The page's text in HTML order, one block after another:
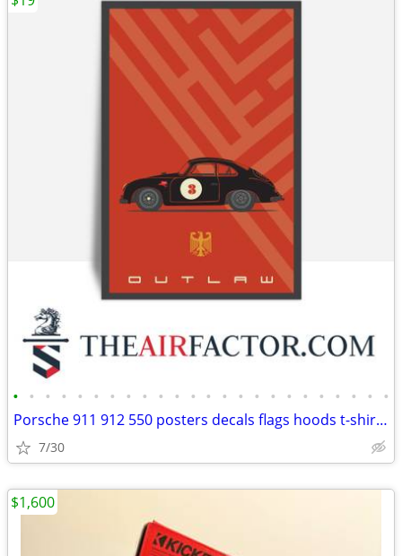
• • • • • • • • • • • • • • • • • • • • • • • •
Porsche 911 912 550 posters decals flags hoods t-shirts caps
7/30
$1,600